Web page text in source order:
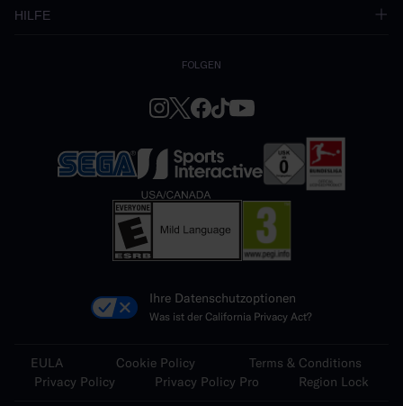
HILFE
FOLGEN
Ihre Datenschutzoptionen
Was ist der California Privacy Act?
EULA Cookie Policy
Terms & Conditions
Privacy Policy
Privacy Policy Pro Region Lock